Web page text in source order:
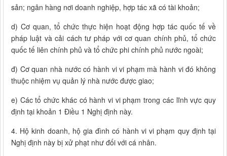
sản; ngân hàng nơi doanh nghiệp, hợp tác xã có tài khoản;
d) Cơ quan, tổ chức thực hiện hoạt động hợp tác quốc tế về
pháp luật và cải cách tư pháp với cơ quan chính phủ, tổ chức
quốc tế liên chính phủ và tổ chức phi chính phủ nước ngoài;
đ) Cơ quan nhà nước có hành vi vi phạm mà hành vi đó không
thuộc nhiệm vụ quản lý nhà nước được giao;
e) Các tổ chức khác có hành vi vi phạm trong các lĩnh vực quy
định tại khoản 1 Điều 1 Nghị định này.
4. Hộ kinh doanh, hộ gia đình có hành vi vi phạm quy định tại
Nghị định này bị xử phạt như đối với cá nhân.